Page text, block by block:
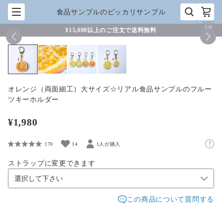
食品サンプルのピッカリサンプル
¥15,000以上のご注文で送料無料 1 /4
オレンジ（両面細工）大サイズ☆リアル食品サンプルのフルー
ツキーホルダー
¥1,980
170 14 1人が購入
ストラップに変更できます
この商品について質問する